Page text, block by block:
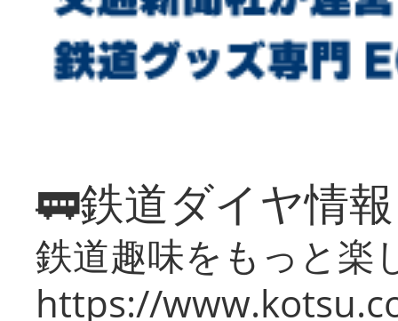
🚃鉄道ダイヤ情
鉄道趣味をもっと楽
https://